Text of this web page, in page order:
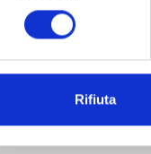
Rifiuta
- Materials (17)